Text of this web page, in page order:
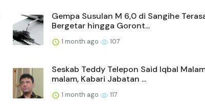
Gempa Susulan M 6,0 di Sangihe
Bergetar hingga Goront...
1 month ago 107
Seskab Teddy Telepon Said Iqbal
malam, Kabari Jabatan ...
1 month ago 117